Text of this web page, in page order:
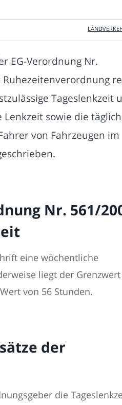
EG-Verordnung Nr.
Tageslenkzeit
sowie die
von Fahrzeugen im
Nr. 561/
eine wöchentliche
liegt der
von 56 Stunden.
der
die